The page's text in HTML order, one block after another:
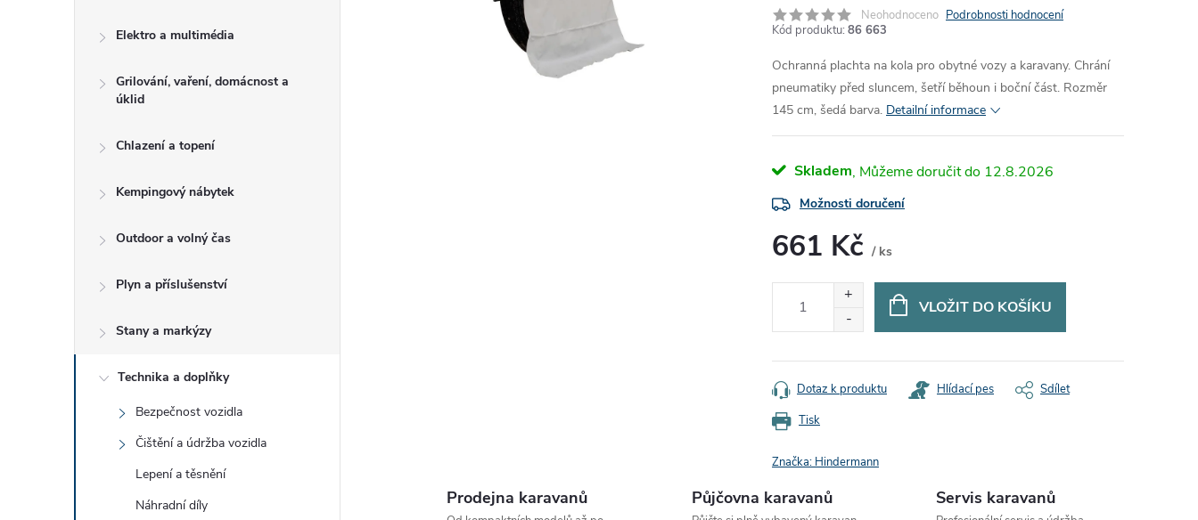
n
Elektro a multimédia
Grilování, vaření, domácnost a
úklid
Chlazení a topení
Kempingový nábytek
Outdoor a volný čas
Plyn a příslušenství
Stany a markýzy
Technika a doplňky
Bezpečnost vozidla
Čištění a údržba vozidla
Lepení a těsnění
Náhradní díly
Neohodnoceno Podrobnosti hodnocení
Kód produktu: 86 663
Ochranná plachta na kola pro obytné vozy a karavany. Chrání
pneumatiky před sluncem, šetří běhoun i boční část. Rozměr
145 cm, šedá barva. Detailní informace
Skladem 12.8.2026
Možnosti doručení
661 Kč / ks
VLOŽIT DO KOŠÍKU
Tisk
Dotaz k produktu Hlídací pes Sdílet
Značka: Hindermann
Prodejna karavanů Půjčovna karavanů Servis karavanů